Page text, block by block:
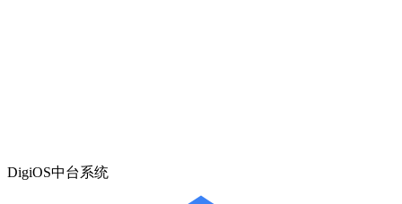
DigiOS中台系统